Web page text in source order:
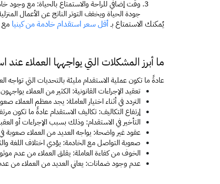
جودة الحياة ويخفف التوتر الناتج عن الأعمال
يُمكنك الاستمتاع بـ أقل سعر استقدام خادمة من كينيا مع
ما أبرز المشكلات التي يواجهها العملاء
عادةً ما تكون عملية الاستقدام مليئة بالتحديات التي تواجه
تعقيد الإجراءات القانونية: الكثير من العملاء
التردد في أثناء اختيار العاملة: يجد معظم
إرتفاع التكاليف: تكاليف الاستقدام عادةً ما تكون
التأخير في الاستقدام: وذلك بسبب الإجراءات أو
عقود غير واضحة: يواجه العديد من العملاء صعوبة
صعوبة التواصل مع الخادمة: يؤدي اختلاف اللغة
الخوف من كفاءة العاملة: يقلق العملاء من عدم
عدم وجود ضمانات: يعاني العديد من العملاء من